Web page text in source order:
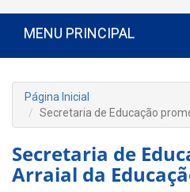
MENU PRINCIPAL
Página Inicial
Secretaria de Educação
Secretaria de
Arraial da